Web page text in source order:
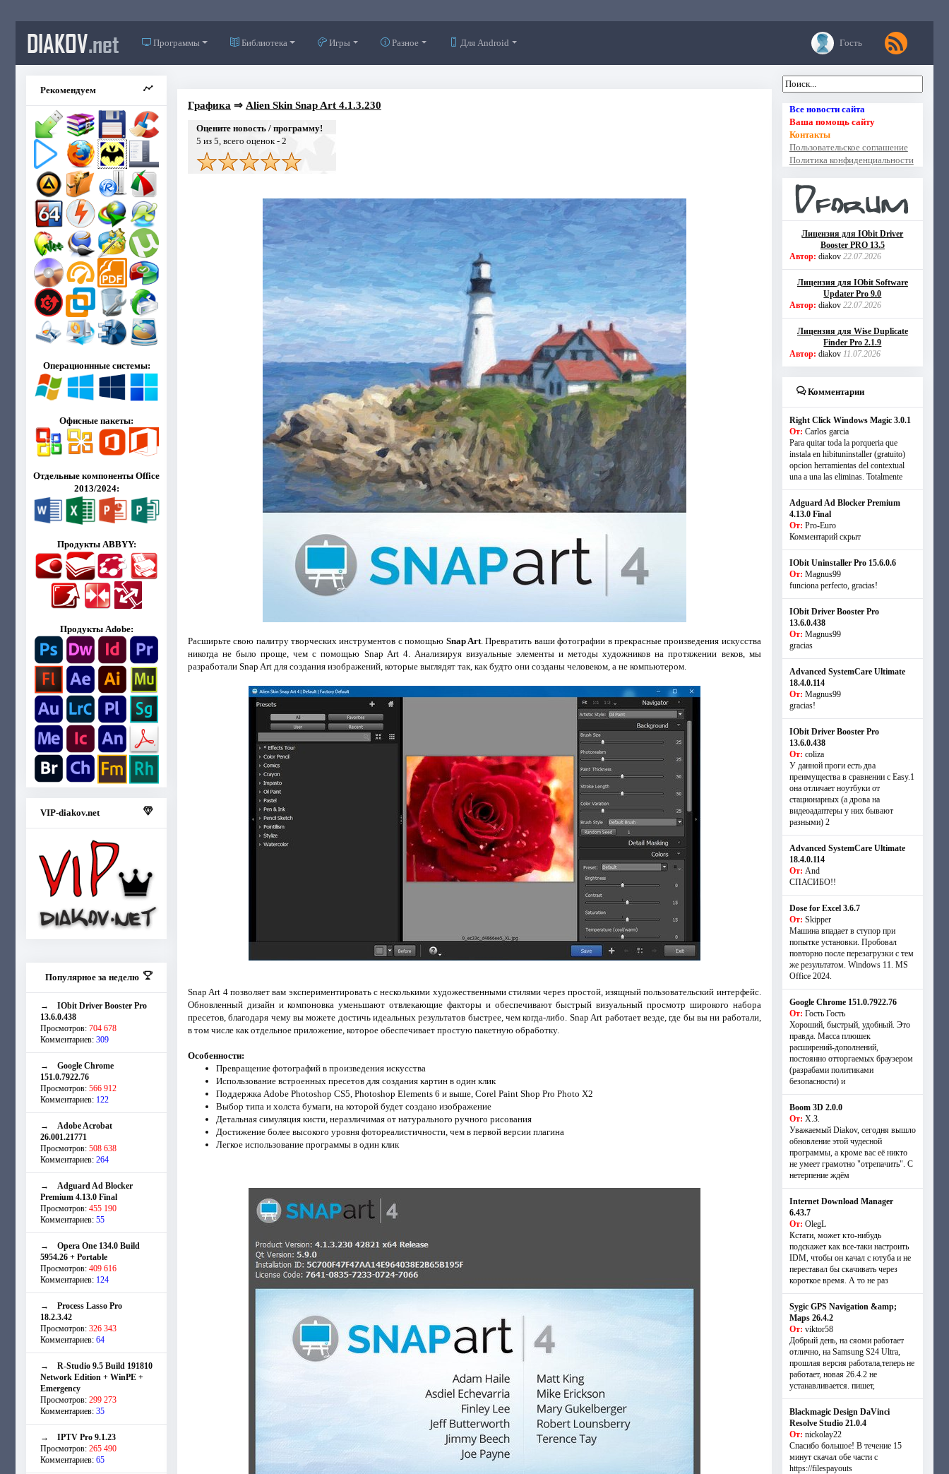
DIAKOV.net Программы Библиотека Игры Разное Для Android Гость
Рекомендуем
Операционнные системы:
Офисные пакеты:
Отдельные компоненты Office
2013/2024:
Продукты ABBYY:
Продукты Adobe:
VIP-diakov.net
Популярное за неделю
→ IObit Driver Booster Pro
13.6.0.438
Просмотров: 704 678
Комментариев: 309
→ Google Chrome
151.0.7922.76
Просмотров: 566 912
Комментариев: 122
→ Adobe Acrobat
26.001.21771
Просмотров: 508 638
Комментариев: 264
→ Adguard Ad Blocker
Premium 4.13.0 Final
Просмотров: 455 190
Комментариев: 55
→ Opera One 134.0 Build
5954.26 + Portable
Просмотров: 409 616
Комментариев: 124
→ Process Lasso Pro
18.2.3.42
Просмотров: 326 343
Комментариев: 64
→ R-Studio 9.5 Build 191810
Network Edition + WinPE +
Emergency
Просмотров: 299 273
Комментариев: 35
→ IPTV Pro 9.1.23
Просмотров: 265 490
Комментариев: 65
Графика ⇒ Alien Skin Snap Art 4.1.3.230
Оцените новость / программу!
5 из 5, всего оценок - 2
Расширьте свою палитру творческих инструментов с помощью Snap Art . Превратить ваши фотографии в прекрасные произведения искусства
никогда не было проще, чем с помощью Snap Art 4. Анализируя визуальные элементы и методы художников на протяжении веков, мы
разработали Snap Art для создания изображений, которые выглядят так, как будто они созданы человеком, а не компьютером.
Snap Art 4 позволяет вам экспериментировать с несколькими художественными стилями через простой, изящный пользовательский интерфейс.
Обновленный дизайн и компоновка уменьшают отвлекающие факторы и обеспечивают быстрый визуальный просмотр широкого набора
пресетов, благодаря чему вы можете достичь идеальных результатов быстрее, чем когда-либо. Snap Art работает везде, где бы вы ни работали,
в том числе как отдельное приложение, которое обеспечивает простую пакетную обработку.
Особенности:
Превращение фотографий в произведения искусства
Использование встроенных пресетов для создания картин в один клик
Поддержка Adobe Photoshop CS5, Photoshop Elements 6 и выше, Corel Paint Shop Pro Photo X2
Выбор типа и холста бумаги, на которой будет создано изображение
Детальная симуляция кисти, неразличимая от натурального ручного рисования
Достижение более высокого уровня фотореалистичности, чем в первой версии плагина
Легкое использование программы в один клик
Все новости сайта
Ваша помощь сайту
Контакты
Пользовательское соглашение
Политика конфиденциальности
Лицензия для IObit Driver
Booster PRO 13.5
Автор: diakov 22.07.2026
Лицензия для IObit Software
Updater Pro 9.0
Автор: diakov 22.07.2026
Лицензия для Wise Duplicate
Finder Pro 2.1.9
Автор: diakov 11.07.2026
Комментарии
Right Click Windows Magic 3.0.1
От: Carlos garcia
Para quitar toda la porqueria que
instala en hibituninstaller (gratuito)
opcion herramientas del contextual
una a una las eliminas. Totalmente
Adguard Ad Blocker Premium
4.13.0 Final
От: Pro-Euro
Комментарий скрыт
IObit Uninstaller Pro 15.6.0.6
От: Magnus99
funciona perfecto, gracias!
IObit Driver Booster Pro
13.6.0.438
От: Magnus99
gracias
Advanced SystemCare Ultimate
18.4.0.114
От: Magnus99
gracias!
IObit Driver Booster Pro
13.6.0.438
От: coliza
У данной проги есть два
преимущества в сравнении с Easy.1
она отличает ноутбуки от
стационарных (а дрова на
видеоадаптеры у них бывают
разными) 2
Advanced SystemCare Ultimate
18.4.0.114
От: And
СПАСИБО!!
Dose for Excel 3.6.7
От: Skipper
Машина впадает в ступор при
попытке установки. Пробовал
повторно после перезагрузки с тем
же результатом. Windows 11. MS
Offiсe 2024.
Google Chrome 151.0.7922.76
От: Гость Гость
Хороший, быстрый, удобный. Это
правда. Масса плюшек
расширений-дополнений,
постоянно отторгаемых браузером
(разрабами политиками
безопасности) и
Boom 3D 2.0.0
От: Х.З.
Уважаемый Diakov, сегодня вышло
обновление этой чудесной
программы, а кроме вас её никто
не умеет грамотно "отрепачить". С
нетерпение ждём
Internet Download Manager
6.43.7
От: OlegL
Кстати, может кто-нибудь
подскажет как все-таки настроить
IDM, чтобы он качал с ютуба и не
переставал бы скачивать через
короткое время. А то не раз
Sygic GPS Navigation &amp;
Maps 26.4.2
От: viktor58
Добрый день, на сяоми работает
отлично, на Samsung S24 Ultra,
прошлая версия работала,теперь не
работает, новая 26.4.2 не
устанавливается. пишет,
Blackmagic Design DaVinci
Resolve Studio 21.0.4
От: nickolay22
Спасибо большое! В течение 15
минут скачал обе части с
https://filespayouts